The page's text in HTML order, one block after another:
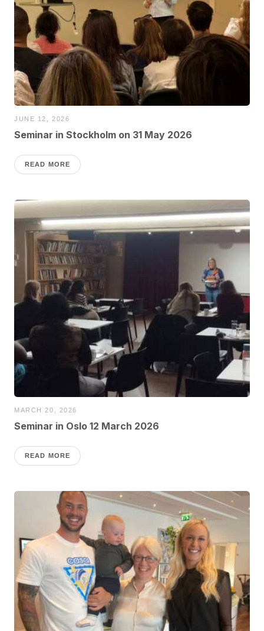
JUNE 12, 2026
Seminar in Stockholm on 31 May 2026
READ MORE
MARCH 20, 2026
Seminar in Oslo 12 March 2026
READ MORE